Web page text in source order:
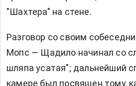
"Шахтера" на стене.
Разговор со своим
Мопс — Щадило начинал со
шляпа усатая"; дальнейший
камере был посвящен тому,